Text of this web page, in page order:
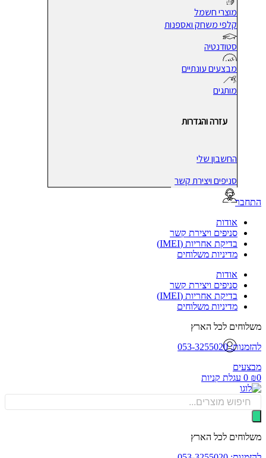
מוצרי חשמל
קלפי משחק ואספנות
סטודנטיה
מבצעים עונתיים
מותגים
עזרה והגדרות
החשבון שלי
סניפים ויצירת קשר
אודות
סניפים ויצירת קשר
בדיקת אחריות (IMEI)
מדיניות משלוחים
אודות
סניפים ויצירת קשר
בדיקת אחריות (IMEI)
מדיניות משלוחים
לכל הארץ
053-3255020
0 עגלת קניות
לכל הארץ